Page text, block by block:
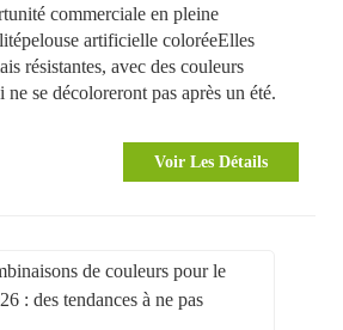
commerciale en pleine
pelouse artificielle coloréeElles
résistantes, avec des couleurs
se décoloreront pas après un été.
Voir Les Détails